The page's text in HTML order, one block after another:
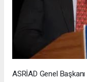
ASRİAD Genel Başkanı